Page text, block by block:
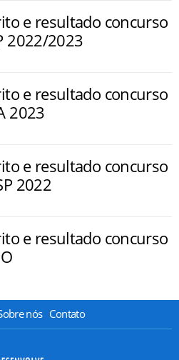
e resultado concurso
2022/2023
e resultado concurso
2023
e resultado concurso
2022
e resultado concurso
nós Contato